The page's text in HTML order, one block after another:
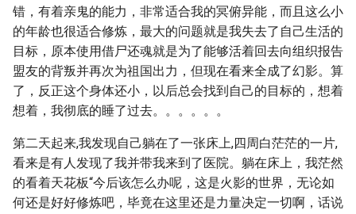
错，有着亲鬼的能力，非常适合我的冥俯异能，而且这么小
的年龄也很适合修炼，最大的问题就是我失去了自己生活的
目标，原本使用借尸还魂就是为了能够活着回去向组织报告
盟友的背叛并再次为祖国出力，但现在看来全成了幻影。算
了，反正这个身体还小，以后总会找到自己的目标的，想着
想着，我彻底的睡了过去。。。。。。
第二天起来,我发现自己躺在了一张床上,四周白茫茫的一片,
看来是有人发现了我并带我来到了医院。躺在床上，我茫然
的看着天花板“今后该怎么办呢，这是火影的世界，无论如
何还是好好修炼吧，毕竟在这里还是力量决定一切啊，话说